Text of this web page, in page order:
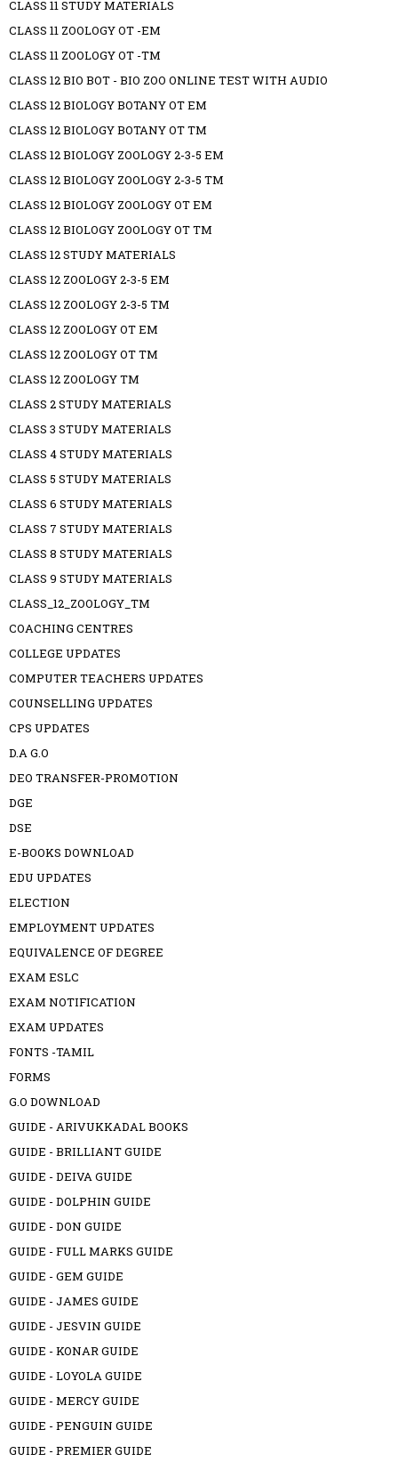
CLASS 11 STUDY MATERIALS
CLASS 11 ZOOLOGY OT -EM
CLASS 11 ZOOLOGY OT -TM
CLASS 12 BIO BOT - BIO ZOO ONLINE TEST WITH AUDIO
CLASS 12 BIOLOGY BOTANY OT EM
CLASS 12 BIOLOGY BOTANY OT TM
CLASS 12 BIOLOGY ZOOLOGY 2-3-5 EM
CLASS 12 BIOLOGY ZOOLOGY 2-3-5 TM
CLASS 12 BIOLOGY ZOOLOGY OT EM
CLASS 12 BIOLOGY ZOOLOGY OT TM
CLASS 12 STUDY MATERIALS
CLASS 12 ZOOLOGY 2-3-5 EM
CLASS 12 ZOOLOGY 2-3-5 TM
CLASS 12 ZOOLOGY OT EM
CLASS 12 ZOOLOGY OT TM
CLASS 12 ZOOLOGY TM
CLASS 2 STUDY MATERIALS
CLASS 3 STUDY MATERIALS
CLASS 4 STUDY MATERIALS
CLASS 5 STUDY MATERIALS
CLASS 6 STUDY MATERIALS
CLASS 7 STUDY MATERIALS
CLASS 8 STUDY MATERIALS
CLASS 9 STUDY MATERIALS
CLASS_12_ZOOLOGY_TM
COACHING CENTRES
COLLEGE UPDATES
COMPUTER TEACHERS UPDATES
COUNSELLING UPDATES
CPS UPDATES
D.A G.O
DEO TRANSFER-PROMOTION
DGE
DSE
E-BOOKS DOWNLOAD
EDU UPDATES
ELECTION
EMPLOYMENT UPDATES
EQUIVALENCE OF DEGREE
EXAM ESLC
EXAM NOTIFICATION
EXAM UPDATES
FONTS -TAMIL
FORMS
G.O DOWNLOAD
GUIDE - ARIVUKKADAL BOOKS
GUIDE - BRILLIANT GUIDE
GUIDE - DEIVA GUIDE
GUIDE - DOLPHIN GUIDE
GUIDE - DON GUIDE
GUIDE - FULL MARKS GUIDE
GUIDE - GEM GUIDE
GUIDE - JAMES GUIDE
GUIDE - JESVIN GUIDE
GUIDE - KONAR GUIDE
GUIDE - LOYOLA GUIDE
GUIDE - MERCY GUIDE
GUIDE - PENGUIN GUIDE
GUIDE - PREMIER GUIDE